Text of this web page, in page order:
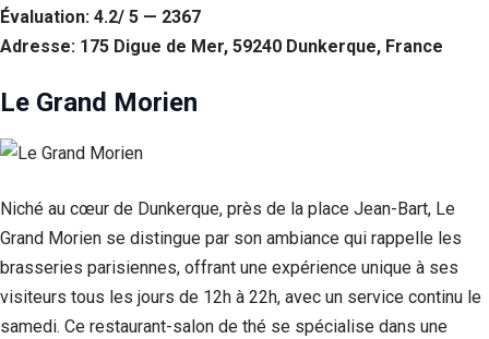
Évaluation: 4.2/ 5 — 2367
Adresse: 175 Digue de Mer, 59240 Dunkerque, France
Le Grand Morien
Niché au cœur de Dunkerque, près de la place Jean-Bart, Le
Grand Morien se distingue par son ambiance qui rappelle les
brasseries parisiennes, offrant une expérience unique à ses
visiteurs tous les jours de 12h à 22h, avec un service continu le
samedi. Ce restaurant-salon de thé se spécialise dans une